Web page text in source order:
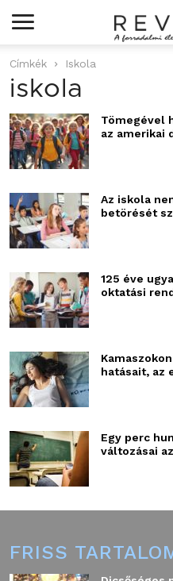
Címkék Iskola
iskola
Tömegével
az amerikai
Az iskola
betörését
125 éve
oktatási
hatásait, az
Egy perc
változásai
FRISS